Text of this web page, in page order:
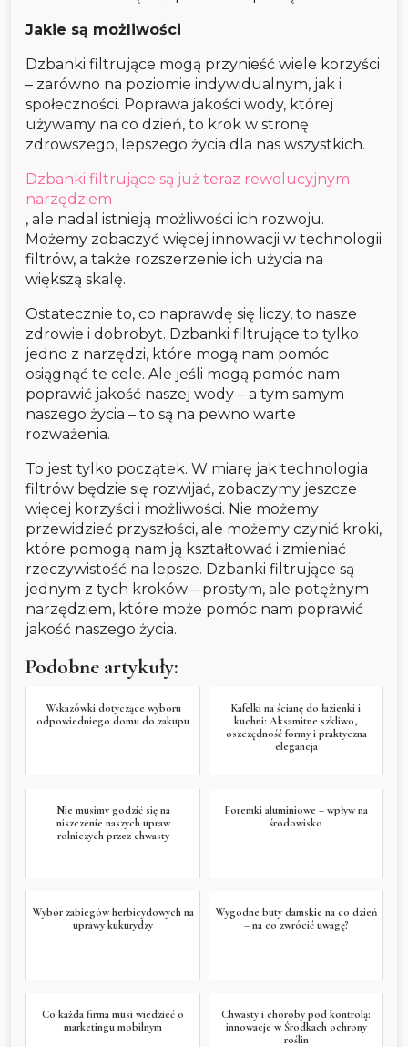
Jakie są możliwości
Dzbanki filtrujące mogą przynieść wiele korzyści
– zarówno na poziomie indywidualnym, jak i
społeczności. Poprawa jakości wody, której
używamy na co dzień, to krok w stronę
zdrowszego, lepszego życia dla nas wszystkich.
Dzbanki filtrujące są już teraz rewolucyjnym
narzędziem
, ale nadal istnieją możliwości ich rozwoju.
Możemy zobaczyć więcej innowacji w technologii
filtrów, a także rozszerzenie ich użycia na
większą skalę.
Ostatecznie to, co naprawdę się liczy, to nasze
zdrowie i dobrobyt. Dzbanki filtrujące to tylko
jedno z narzędzi, które mogą nam pomóc
osiągnąć te cele. Ale jeśli mogą pomóc nam
poprawić jakość naszej wody – a tym samym
naszego życia – to są na pewno warte
rozważenia.
To jest tylko początek. W miarę jak technologia
filtrów będzie się rozwijać, zobaczymy jeszcze
więcej korzyści i możliwości. Nie możemy
przewidzieć przyszłości, ale możemy czynić kroki,
które pomogą nam ją kształtować i zmieniać
rzeczywistość na lepsze. Dzbanki filtrujące są
jednym z tych kroków – prostym, ale potężnym
narzędziem, które może pomóc nam poprawić
jakość naszego życia.
Podobne artykuły:
Wskazówki dotyczące wyboru
odpowiedniego domu do zakupu
Kafelki na ścianę do łazienki i
kuchni: Aksamitne szkliwo,
oszczędność formy i praktyczna
elegancja
Nie musimy godzić się na
niszczenie naszych upraw
rolniczych przez chwasty
Foremki aluminiowe – wpływ na
środowisko
Wybór zabiegów herbicydowych na
uprawy kukurydzy
Wygodne buty damskie na co dzień
– na co zwrócić uwagę?
Co każda firma musi wiedzieć o
marketingu mobilnym
Chwasty i choroby pod kontrolą:
innowacje w Środkach ochrony
roślin